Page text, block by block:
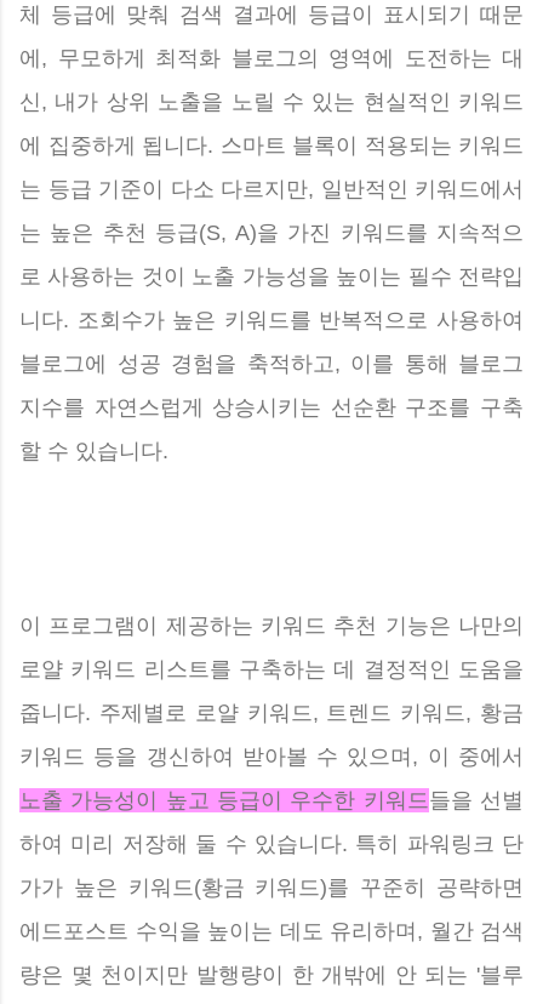
체 등급에 맞춰 검색 결과에 등급이 표시되기 때문
에, 무모하게 최적화 블로그의 영역에 도전하는 대
신, 내가 상위 노출을 노릴 수 있는 현실적인 키워드
에 집중하게 됩니다. 스마트 블록이 적용되는 키워드
는 등급 기준이 다소 다르지만, 일반적인 키워드에서
는 높은 추천 등급(S, A)을 가진 키워드를 지속적으
로 사용하는 것이 노출 가능성을 높이는 필수 전략입
니다. 조회수가 높은 키워드를 반복적으로 사용하여
블로그에 성공 경험을 축적하고, 이를 통해 블로그
지수를 자연스럽게 상승시키는 선순환 구조를 구축
할 수 있습니다.
이 프로그램이 제공하는 키워드 추천 기능은 나만의
로얄 키워드 리스트를 구축하는 데 결정적인 도움을
줍니다. 주제별로 로얄 키워드, 트렌드 키워드, 황금
키워드 등을 갱신하여 받아볼 수 있으며, 이 중에서
노출 가능성이 높고 등급이 우수한 키워드 들을 선별
하여 미리 저장해 둘 수 있습니다. 특히 파워링크 단
가가 높은 키워드(황금 키워드)를 꾸준히 공략하면
에드포스트 수익을 높이는 데도 유리하며, 월간 검색
량은 몇 천이지만 발행량이 한 개밖에 안 되는 '블루